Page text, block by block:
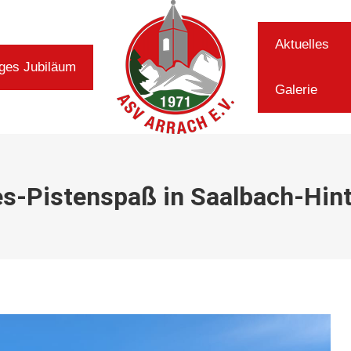
Jubiläum
Aktuelles
Galerie
Pistenspaß in Saalbach-
Jubiläum
Aktuelles
Galerie